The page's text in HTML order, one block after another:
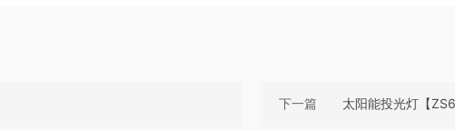
下一篇 太阳能投光灯【